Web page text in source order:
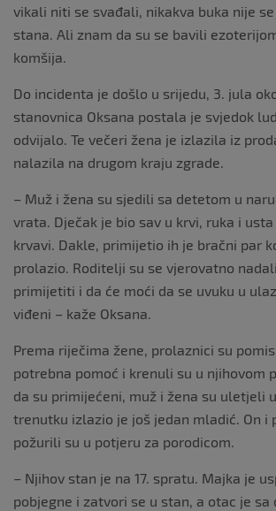
vikali niti se svađali, nikakva buka nije
stana. Ali znam da su se bavili
komšija.
Do incidenta je došlo u srijedu, 3. jula
stanovnica Oksana postala je svjedok
odvijalo. Te večeri žena je izlazila iz
nalazila na drugom kraju zgrade.
– Muž i žena su sjedili sa detetom u
vrata. Dječak je bio sav u krvi, ruka i
krvavi. Dakle, primijetio ih je bračni par
prolazio. Roditelji su se vjerovatno
primijetiti i da će moći da se uvuku u
viđeni – kaže Oksana.
Prema riječima žene, prolaznici su
potrebna pomoć i krenuli su u njihovom
da su primijećeni, muž i žena su uletjeli
trenutku izlazio je još jedan mladić. On i
požurili su u potjeru za porodicom.
– Njihov stan je na 17. spratu. Majka je
pobjegne i zatvori se u stan, a otac je sa